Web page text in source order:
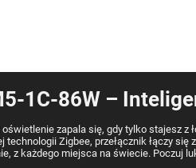
1C-86W –
zapala się, gdy tylko stajesz
technologii Zigbee, przełącznik łączy
z każdego miejsca na świecie. Poczuj